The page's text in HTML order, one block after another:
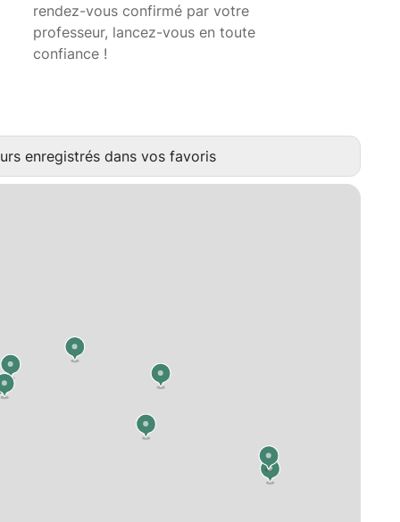
rendez-vous confirmé par votre
professeur, lancez-vous en toute
confiance !
enregistrés dans vos favoris